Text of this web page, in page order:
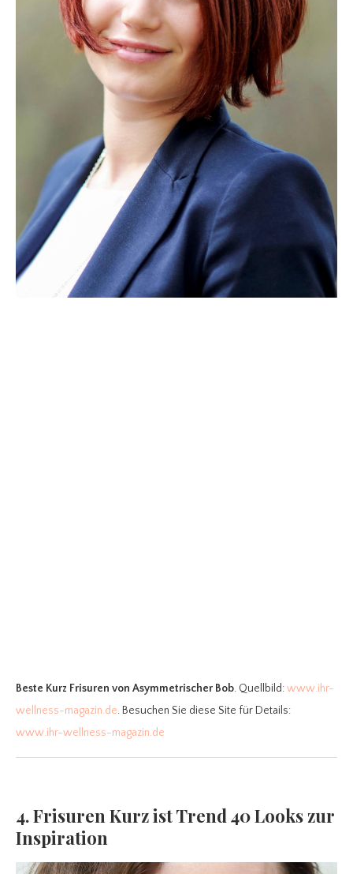
Beste Kurz Frisuren von Asymmetrischer Bob. Quellbild:www.ihr-
wellness-magazin.de. Besuchen Sie diese Site für Details:
www.ihr-wellness-magazin.de
4. Frisuren Kurz ist Trend 40 Looks zur
Inspiration